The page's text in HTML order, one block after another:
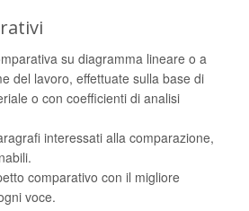
su diagramma lineare o a
del lavoro, effettuate sulla base di
o con coefficienti di analisi
interessati alla comparazione,
comparativo con il migliore
voce.